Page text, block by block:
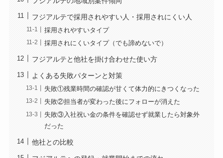
フジアルテで採用されやすい人・採用されにくい人
採用されやすいタイプ
採用されにくいタイプ（でも諦めないで）
フジアルテと他社を掛け合わせた使い方
よくある失敗パターンと対策
失敗①残業時間の確認が甘くて体力的にきつくなった
失敗②担当者が変わった後にフォローが消えた
失敗③入社祝い金の条件を確認せず就業したら対象外
だった
他社との比較